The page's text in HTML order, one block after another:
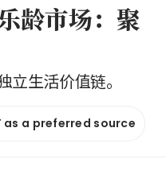
龄市场：聚
生活价值链。
as a preferred source